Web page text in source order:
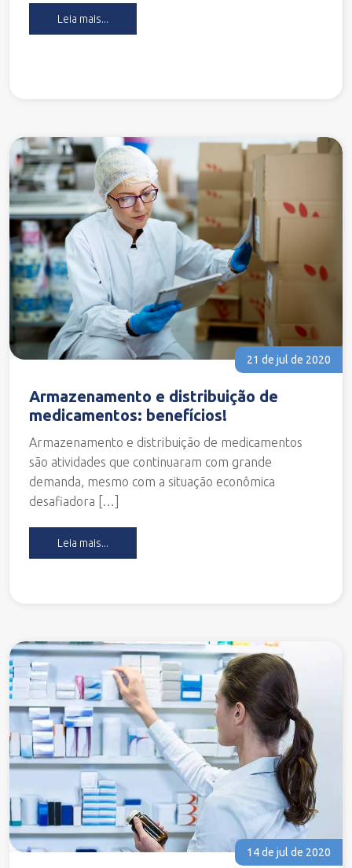
Leia mais...
21 de jul de 2020
Armazenamento e distribuição de
medicamentos: benefícios!
Armazenamento e distribuição de medicamentos
são atividades que continuaram com grande
demanda, mesmo com a situação econômica
desafiadora […]
Leia mais...
14 de jul de 2020